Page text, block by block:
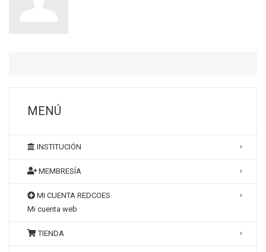
MENÚ
INSTITUCIÓN
MEMBRESÍA
MI CUENTA REDCOES
Mi cuenta web
TIENDA